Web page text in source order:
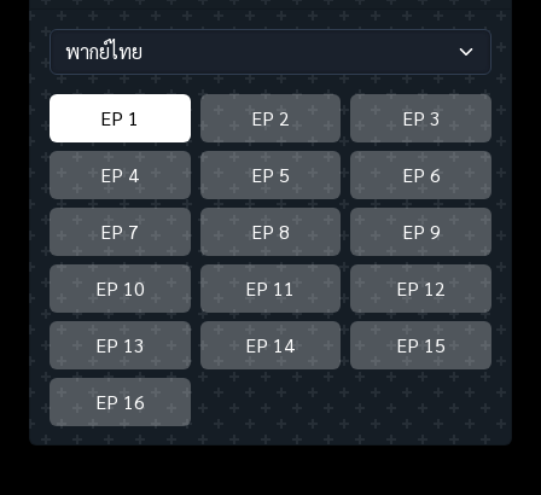
EP 1 EP 2 EP 3
EP 4 EP 5 EP 6
EP 7 EP 8 EP 9
EP 10 EP 11 EP 12
EP 13 EP 14 EP 15
EP 16